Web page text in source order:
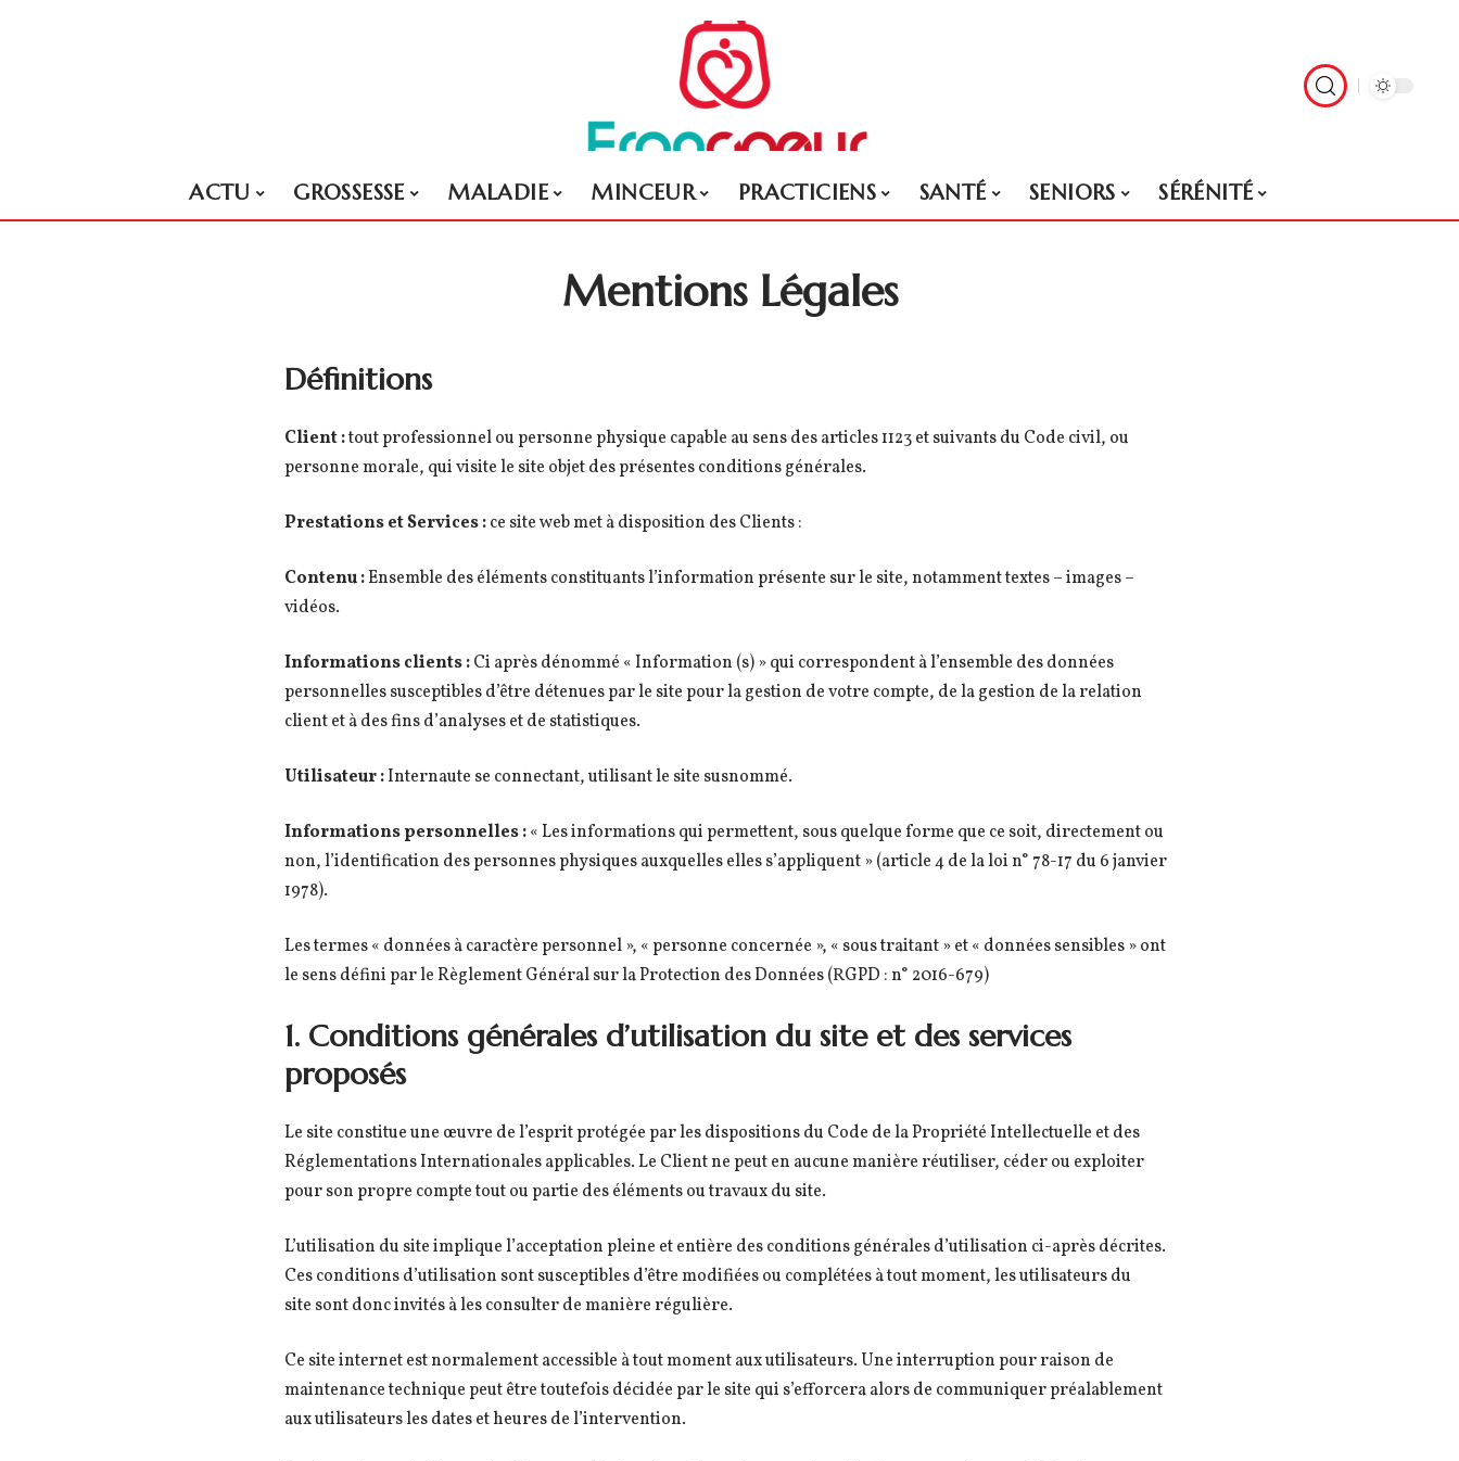
ACTU GROSSESSE MALADIE MINCEUR PRACTICIENS SANTÉ SENIORS SÉRÉNITÉ
Mentions Légales
Définitions
Client :tout professionnel ou personne physique capable au sens des articles 1123 et suivants du Code civil, ou
personne morale, qui visite le site objet des présentes conditions générales.
Prestations et Services :ce site web met à disposition des Clients :
Contenu :Ensemble des éléments constituants l’information présente sur le site, notamment textes – images –
vidéos.
Informations clients :Ci après dénommé « Information (s) » qui correspondent à l’ensemble des données
personnelles susceptibles d’être détenues par le site pour la gestion de votre compte, de la gestion de la relation
client et à des fins d’analyses et de statistiques.
Utilisateur :Internaute se connectant, utilisant le site susnommé.
Informations personnelles :« Les informations qui permettent, sous quelque forme que ce soit, directement ou
non, l’identification des personnes physiques auxquelles elles s’appliquent » (article 4 de la loi n° 78-17 du 6 janvier
1978).
Les termes « données à caractère personnel », « personne concernée », « sous traitant » et « données sensibles » ont
le sens défini par le Règlement Général sur la Protection des Données (RGPD : n° 2016-679)
1. Conditions générales d’utilisation du site et des services
proposés
Le site constitue une œuvre de l’esprit protégée par les dispositions du Code de la Propriété Intellectuelle et des
Réglementations Internationales applicables. Le Client ne peut en aucune manière réutiliser, céder ou exploiter
pour son propre compte tout ou partie des éléments ou travaux du site.
L’utilisation du site implique l’acceptation pleine et entière des conditions générales d’utilisation ci-après décrites.
Ces conditions d’utilisation sont susceptibles d’être modifiées ou complétées à tout moment, les utilisateurs du
site sont donc invités à les consulter de manière régulière.
Ce site internet est normalement accessible à tout moment aux utilisateurs. Une interruption pour raison de
maintenance technique peut être toutefois décidée par le site qui s’efforcera alors de communiquer préalablement
aux utilisateurs les dates et heures de l’intervention.